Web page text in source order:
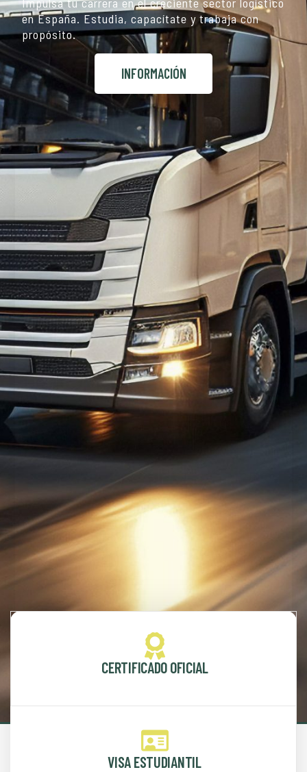
en España. Estudia, capacítate y trabaja con
propósito.
INFORMACIÓN
CERTIFICADO OFICIAL
VISA ESTUDIANTIL